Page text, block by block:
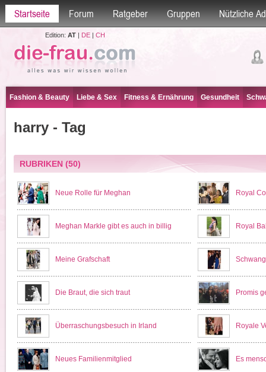
Startseite Forum Ratgeber Gruppen Nützliche
Edition: AT| DE| CH
Fashion & Beauty Liebe & Sex Fitness & Ernährung Gesundheit
harry - Tag
RUBRIKEN(50)
Neue Rolle für Meghan Royal
Meghan Markle gibt es auch in billig Royal
Meine Grafschaft
Die Braut, die sich traut Promis
Überraschungsbesuch in Irland Royale
Neues Familienmitglied Es